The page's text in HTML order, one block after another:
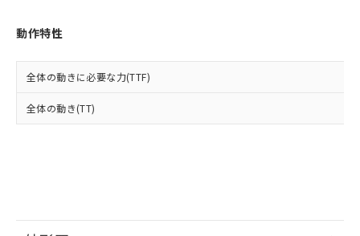
動作特性
全体の動きに必要な力(TTF)
全体の動き(TT)
および当社の共同利用者が、当社の製
品・サービスに関するお客様との取
をご了承ください。
※当社の共同利用者とは、"個人情報
下記の非含有証明書をダウンロードするこ
とができます。
EU RoHS指令（10物質）の非含有証明書
物質の対応では、対応完了までの期間は出